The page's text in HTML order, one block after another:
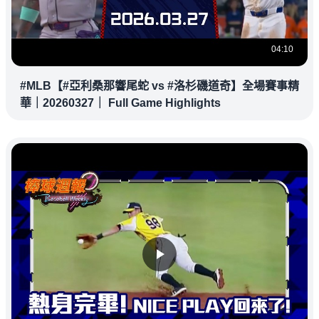
04:10
#MLB【#亞利桑那響尾蛇 vs #洛杉磯道奇】全場賽事精
華｜20260327｜ Full Game Highlights